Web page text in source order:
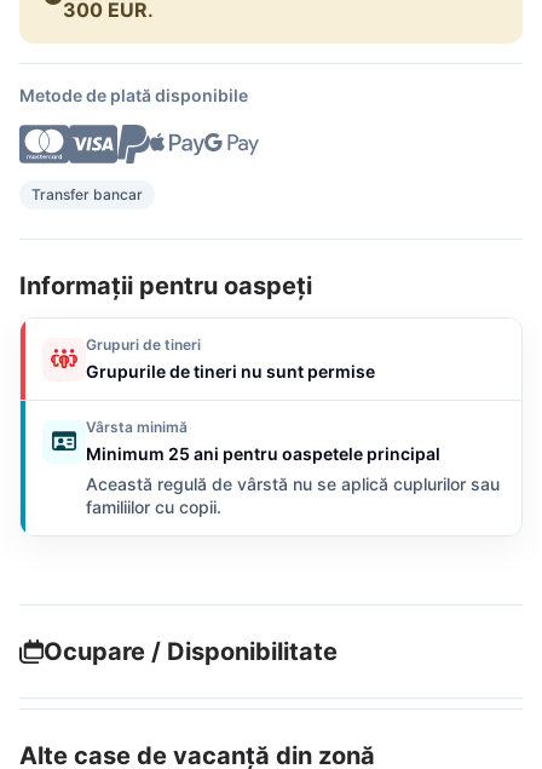
300 EUR.
Metode de plată disponibile
Transfer bancar
Informații pentru oaspeți
Grupuri de tineri
Grupurile de tineri nu sunt permise
Vârsta minimă
Minimum 25 ani pentru oaspetele principal
Această regulă de vârstă nu se aplică cuplurilor sau
familiilor cu copii.
Ocupare / Disponibilitate
Alte case de vacanță din zonă